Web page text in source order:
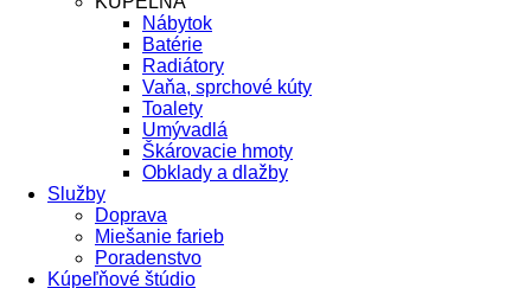
Nábytok
Batérie
Radiátory
Vaňa, sprchové kúty
Toalety
Umývadlá
Škárovacie hmoty
Obklady a dlažby
Služby
Doprava
Miešanie farieb
Poradenstvo
Kúpeľňové štúdio